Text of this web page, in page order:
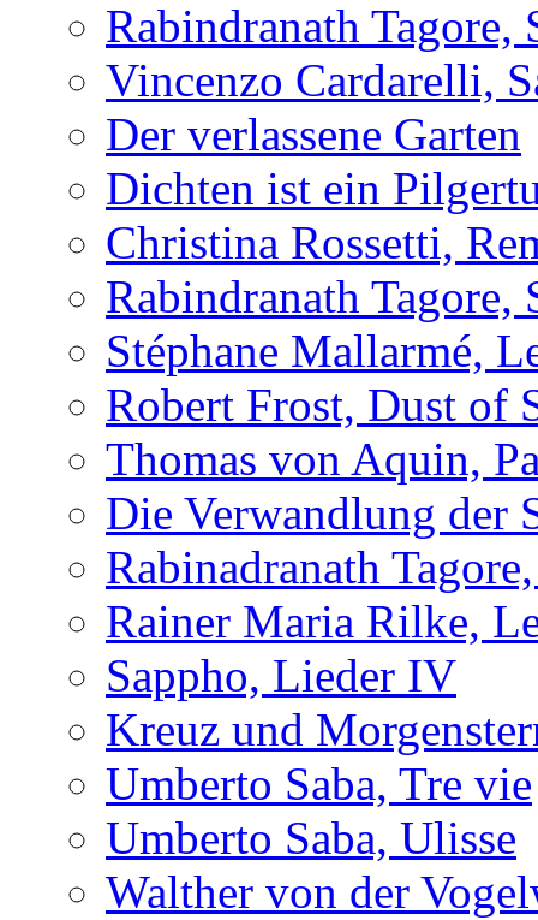
Rabindranath
Vincenzo Cardarelli,
Der verlassene Garten
Dichten ist ein
Christina Rossetti,
Rabindranath
Stéphane Mallarmé,
Robert Frost, Dust of
Thomas von Aquin,
Die Verwandlung der
Rabinadranath
Rainer Maria Rilke,
Sappho, Lieder IV
Kreuz und
Umberto Saba, Tre vie
Umberto Saba, Ulisse
Walther von der